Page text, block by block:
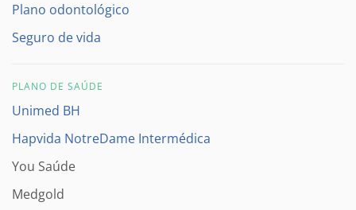
Plano odontológico
Seguro de vida
PLANO DE SAÚDE
Unimed BH
Hapvida NotreDame Intermédica
You Saúde
Medgold